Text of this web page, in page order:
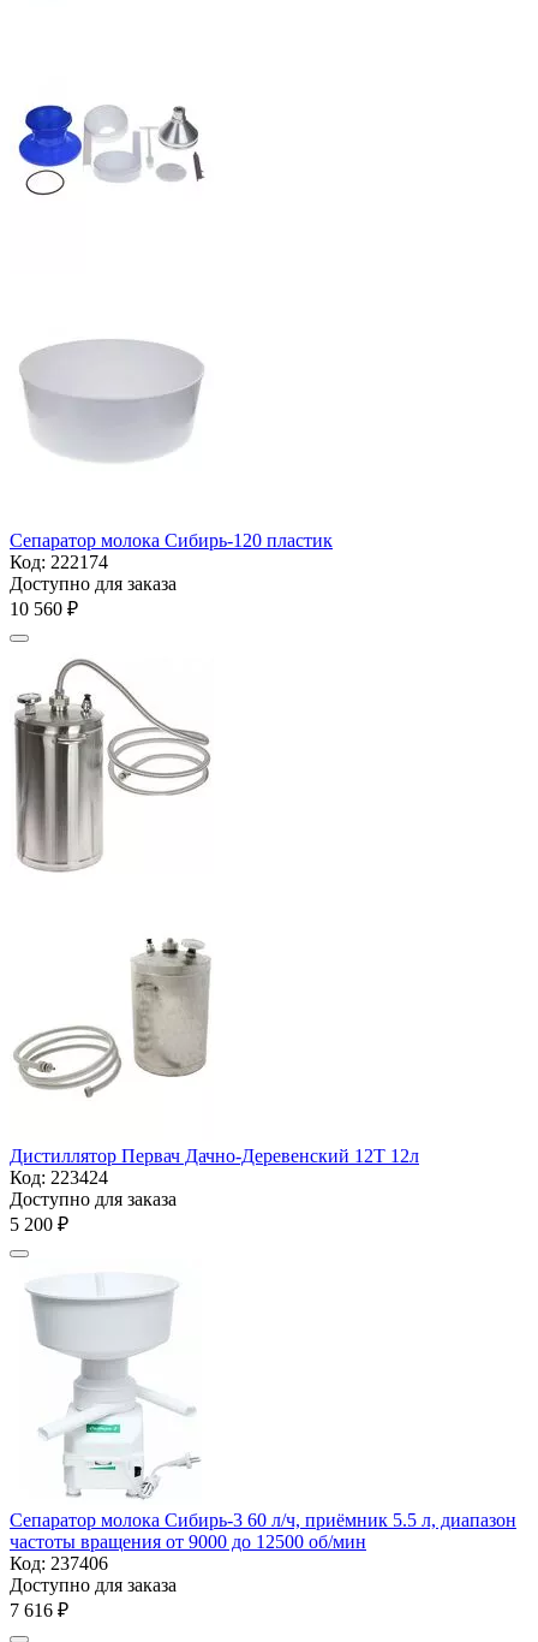
Сепаратор молока Сибирь-120 пластик
Код: 222174
Доступно для заказа
10 560 ₽
Дистиллятор Первач Дачно-Деревенский 12Т 12л
Код: 223424
Доступно для заказа
5 200 ₽
Сепаратор молока Сибирь-3 60 л/ч, приёмник 5.5 л, диапазон
частоты вращения от 9000 до 12500 об/мин
Код: 237406
Доступно для заказа
7 616 ₽